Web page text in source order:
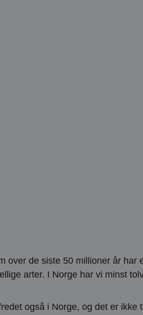
over de siste 50 millioner år
arter. I Norge har vi minst
også i Norge, og det er